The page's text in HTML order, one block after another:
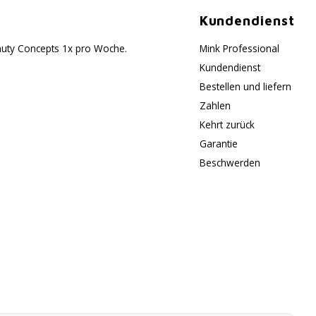
Concepts 1x pro Woche.
Kundendienst
Mink Professional
Kundendienst
Bestellen und liefern
Zahlen
Kehrt zurück
Garantie
Beschwerden